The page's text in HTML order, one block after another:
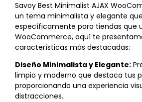
Savoy Best Minimalist AJAX
un tema minimalista y elegante
específicamente para tiendas que
WooCommerce, aquí te
características más destacadas:
Diseño Minimalista y Elegante:
limpio y moderno que destaca tus
proporcionando una experiencia
distracciones.